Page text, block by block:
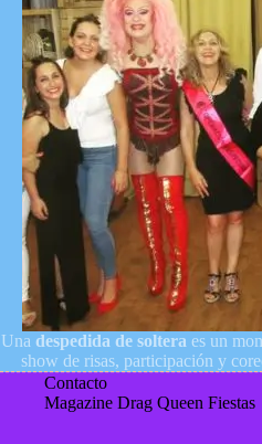
Una despedida de soltera es un
show de risas, participación y
Contacto
Magazine Drag Queen Fiestas